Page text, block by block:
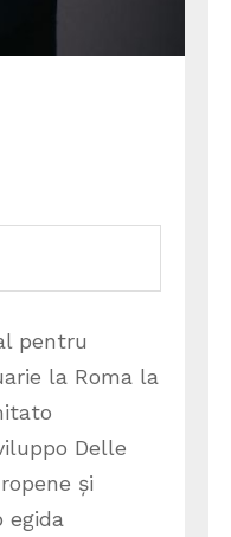
pentru
la Roma la
Delle
și
egida